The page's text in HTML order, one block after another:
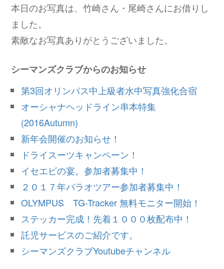
本日のお写真は、竹崎さん・尾崎さんにお借りし
ました。
素敵なお写真ありがとうございました。
シーマンズクラブからのお知らせ
第3回オリンパス中上級者水中写真強化合宿
オーシャナヘッドライン串本特集
(2016Autumn)
新年会開催のお知らせ！
ドライスーツキャンペーン！
イセエビの宴。参加者募集中！
２０１７年パラオツアー参加者募集中！
OLYMPUS TG-Tracker 無料モニター開始！
ステッカー完成！先着１０００枚配布中！
託児サービスのご紹介です。
シーマンズクラブYoutubeチャンネル